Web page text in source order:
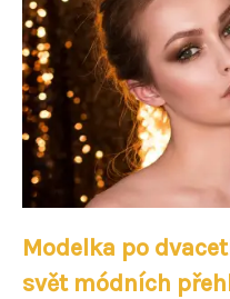
Modelka po
svět módních